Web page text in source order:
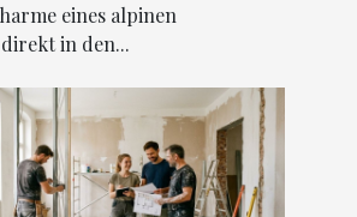
eines alpinen
in den...